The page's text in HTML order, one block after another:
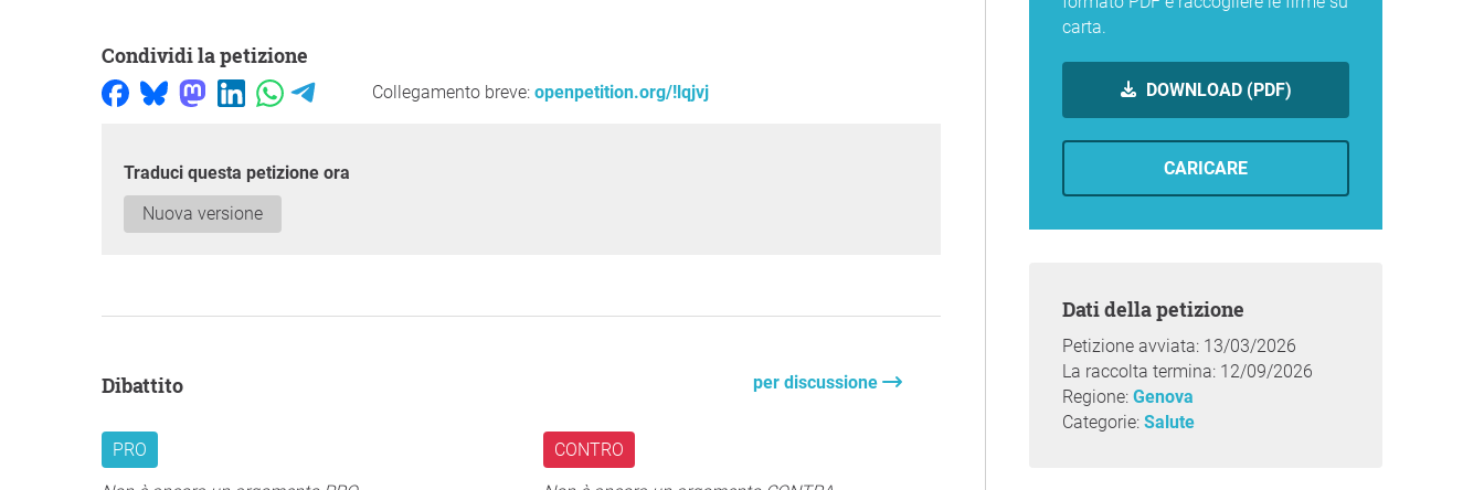
Condividi la petizione
Collegamento breve: openpetition.org/!lqjvj
Traduci questa petizione ora
Nuova versione
Dibattito per discussione
PRO
CONTRO
carta.
DOWNLOAD (PDF)
CARICARE
Dati della petizione
Petizione avviata: 13/03/2026
La raccolta termina: 12/09/2026
Regione: Genova
Categorie: Salute